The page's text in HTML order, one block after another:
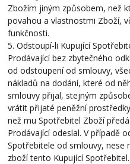
Zbožím jiným způsobem, než
povahou a vlastnostmi Zboží,
funkčnosti.
5. Odstoupí-li Kupující
Prodávající bez zbytečného
od odstoupení od smlouvy,
nákladů na dodání, které od
smlouvy přijal, stejným
vrátit přijaté peněžní
než mu Spotřebitel Zboží
Prodávající odeslal. V případě
Spotřebitele od smlouvy, nese
zboží tento Kupující Spotřebitel.